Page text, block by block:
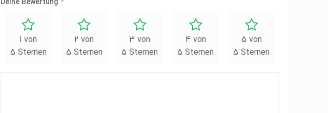
Deine Bewertung *
1 von
5 Sternen
2 von
5 Sternen
3 von
5 Sternen
4 von
5 Sternen
5 von
5 Sternen